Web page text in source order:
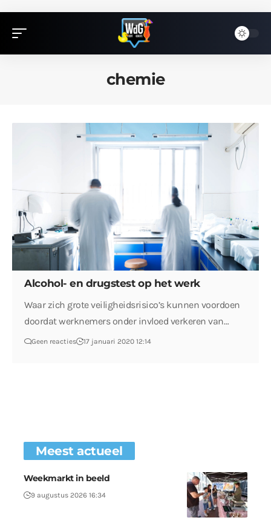
chemie
Alcohol- en drugstest op het werk
Waar zich grote veiligheidsrisico’s kunnen voordoen
doordat werknemers onder invloed verkeren van…
Geen reacties 17 januari 2020 12:14
Meest actueel
Weekmarkt in beeld
9 augustus 2026 16:34